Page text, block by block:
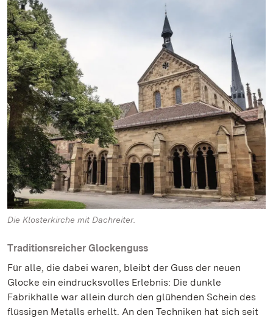
Die Klosterkirche mit Dachreiter.
Traditionsreicher Glockenguss
Für alle, die dabei waren, bleibt der Guss der neuen
Glocke ein eindrucksvolles Erlebnis: Die dunkle
Fabrikhalle war allein durch den glühenden Schein des
flüssigen Metalls erhellt. An den Techniken hat sich seit